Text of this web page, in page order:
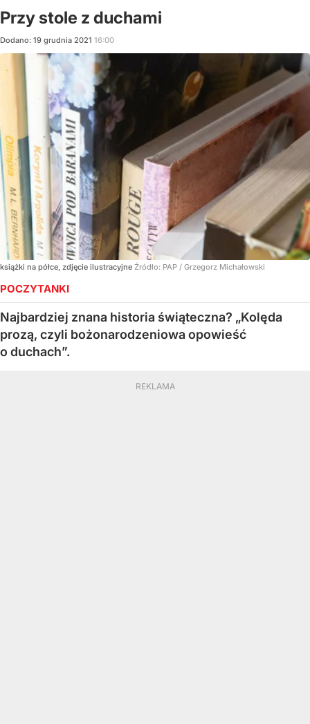
Przy stole z duchami
Dodano: 19 grudnia 2021 16:00
książki na półce, zdjęcie ilustracyjne Źródło: PAP / Grzegorz Michałowski
POCZYTANKI
Najbardziej znana historia świąteczna? „Kolęda
prozą, czyli bożonarodzeniowa opowieść
o duchach”.